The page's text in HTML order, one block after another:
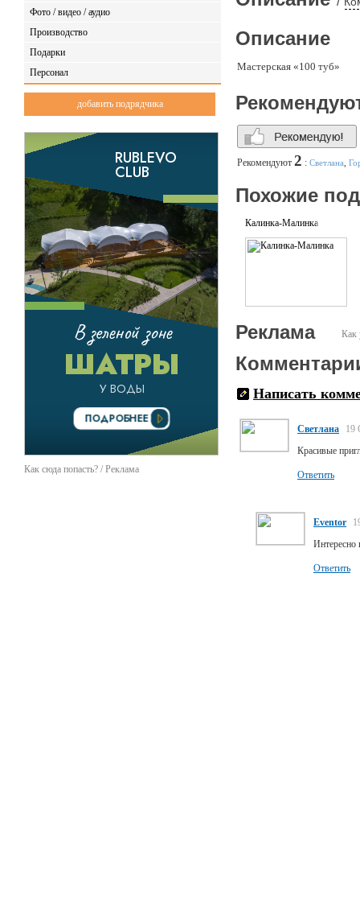
Фото / видео / аудио
Производство
Подарки
Персонал
добавить подрядчика
Как сюда попасть? / Реклама
Описание
Мастерская «100 туб»
Рекомендуют 2 : Светлана
Похожие
Калинка-Малинка
Как
Реклама
Написать
Светлана
19
Красивые
Ответить
Eventor
Интересно
Ответить